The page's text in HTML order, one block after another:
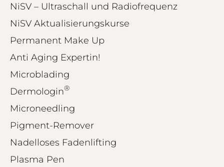
NiSV – Ultraschall und Radiofrequenz
NiSV Aktualisierungskurse
Permanent Make Up
Anti Aging Expertin!
Microblading
Dermologin®
Microneedling
Pigment-Remover
Nadelloses Fadenlifting
Plasma Pen